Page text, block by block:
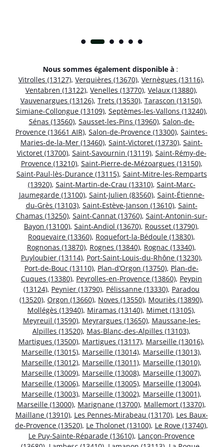
Nous sommes également disponible à :
Vitrolles (13127), Verquières (13670), Vernègues (13116),
Ventabren (13122), Venelles (13770), Velaux (13880),
Vauvenargues (13126), Trets (13530), Tarascon (13150),
Simiane-Collongue (13109), Septèmes-les-Vallons (13240),
Sénas (13560), Sausset-les-Pins (13960), Salon-de-
Provence (13661 AIR), Salon-de-Provence (13300), Saintes-
Maries-de-la-Mer (13460), Saint-Victoret (13730), Saint-
Victoret (13700), Saint-Savournin (13119), Saint-Rémy-de-
Provence (13210), Saint-Pierre-de-Mézoargues (13150),
Saint-Paul-lès-Durance (13115), Saint-Mitre-les-Remparts
(13920), Saint-Martin-de-Crau (13310), Saint-Marc-
Jaumegarde (13100), Saint-Julien (83560), Saint-Étienne-
du-Grès (13103), Saint-Estève-Janson (13610), Saint-
Chamas (13250), Saint-Cannat (13760), Saint-Antonin-sur-
Bayon (13100), Saint-Andiol (13670), Rousset (13790),
Roquevaire (13360), Roquefort-la-Bédoule (13830),
Rognonas (13870), Rognes (13840), Rognac (13340),
Puyloubier (13114), Port-Saint-Louis-du-Rhône (13230),
Port-de-Bouc (13110), Plan-d’Orgon (13750), Plan-de-
Cuques (13380), Peyrolles-en-Provence (13860), Peypin
(13124), Peynier (13790), Pélissanne (13330), Paradou
(13520), Orgon (13660), Noves (13550), Mouriès (13890),
Mollégès (13940), Miramas (13140), Mimet (13105),
Meyreuil (13590), Meyrargues (13650), Maussane-les-
Alpilles (13520), Mas-Blanc-des-Alpilles (13103),
Martigues (13500), Martigues (13117), Marseille (13016),
Marseille (13015), Marseille (13014), Marseille (13013),
Marseille (13012), Marseille (13011), Marseille (13010),
Marseille (13009), Marseille (13008), Marseille (13007),
Marseille (13006), Marseille (13005), Marseille (13004),
Marseille (13003), Marseille (13002), Marseille (13001),
Marseille (13000), Marignane (13700), Mallemort (13370),
Maillane (13910), Les Pennes-Mirabeau (13170), Les Baux-
de-Provence (13520), Le Tholonet (13100), Le Rove (13740),
Le Puy-Sainte-Réparade (13610), Lançon-Provence